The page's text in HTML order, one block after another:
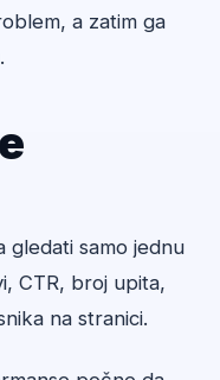
a zatim ga
gledati samo jednu
CTR, broj upita,
na stranici.